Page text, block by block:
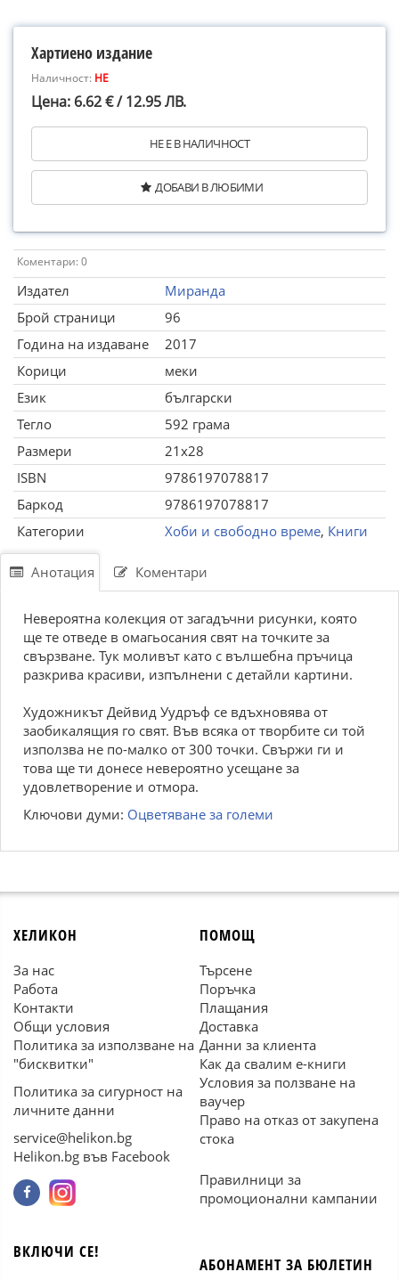
Хартиено издание
Наличност: НЕ
Цена: 6.62 € / 12.95 ЛВ.
НЕ Е В НАЛИЧНОСТ
ДОБАВИ В ЛЮБИМИ
Коментари: 0
Издател
Миранда
Брой страници
96
Година на издаване
2017
Корици
меки
Език
български
Тегло
592 грама
Размери
21x28
ISBN
9786197078817
Баркод
9786197078817
Категории
Хоби и свободно време, Книги
Анотация Коментари
Невероятна колекция от загадъчни рисунки, която
ще те отведе в омагьосания свят на точките за
свързване. Тук моливът като с вълшебна пръчица
разкрива красиви, изпълнени с детайли картини.
Художникът Дейвид Уудръф се вдъхновява от
заобикалящия го свят. Във всяка от творбите си той
използва не по-малко от 300 точки. Свържи ги и
това ще ти донесе невероятно усещане за
удовлетворение и отмора.
Ключови думи: Оцветяване за големи
ХЕЛИКОН
За нас
Работа
Контакти
Общи условия
Политика за използване на
"бисквитки"
Политика за сигурност на
личните данни
service@helikon.bg
Helikon.bg във Facebook
ПОМОЩ
Търсене
Поръчка
Плащания
Доставка
Данни за клиента
Как да свалим е-книги
Условия за ползване на
ваучер
Право на отказ от закупена
стока
Правилници за
промоционални кампании
ВКЛЮЧИ СЕ!
АБОНАМЕНТ ЗА БЮЛЕТИН